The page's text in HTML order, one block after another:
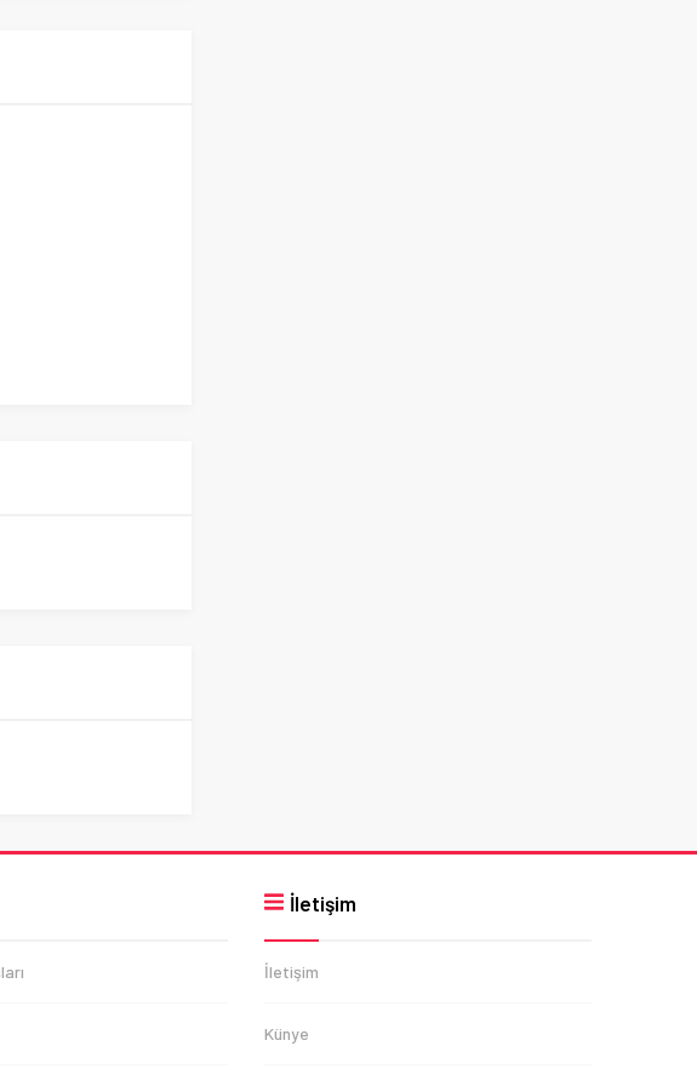
İletişim
İletişim
Künye